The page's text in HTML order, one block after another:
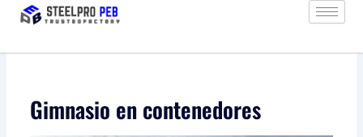
Gimnasio en contenedores